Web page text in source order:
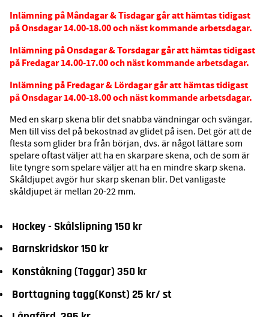
Inlämning på Måndagar & Tisdagar går att hämtas tidigast
på Onsdagar 14.00-18.00 och näst kommande arbetsdagar.
Inlämning på Onsdagar & Torsdagar går att hämtas tidigast
på Fredagar 14.00-17.00 och näst kommande arbetsdagar.
Inlämning på Fredagar & Lördagar går att hämtas tidigast
på Onsdagar 14.00-18.00 och näst kommande arbetsdagar.
Med en skarp skena blir det snabba vändningar och svängar.
Men till viss del på bekostnad av glidet på isen. Det gör att de
flesta som glider bra från början, dvs. är något lättare som
spelare oftast väljer att ha en skarpare skena, och de som är
lite tyngre som spelare väljer att ha en mindre skarp skena.
Skåldjupet avgör hur skarp skenan blir. Det vanligaste
skåldjupet är mellan 20-22 mm.
Hockey - Skålslipning 150 kr
Barnskridskor 150 kr
Konståkning (Taggar) 350 kr
Borttagning tagg(Konst) 25 kr/ st